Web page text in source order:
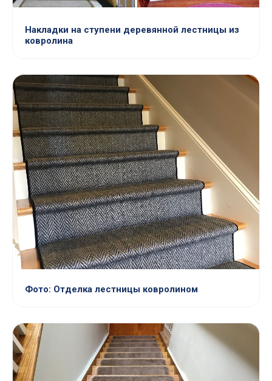
Накладки на ступени деревянной лестницы из
ковролина
Фото: Отделка лестницы ковролином